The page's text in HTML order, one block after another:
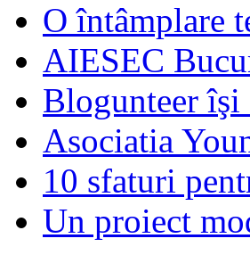
O întâmplare
AIESEC
Blogunteer îşi
Asociatia
10 sfaturi
Un proiect